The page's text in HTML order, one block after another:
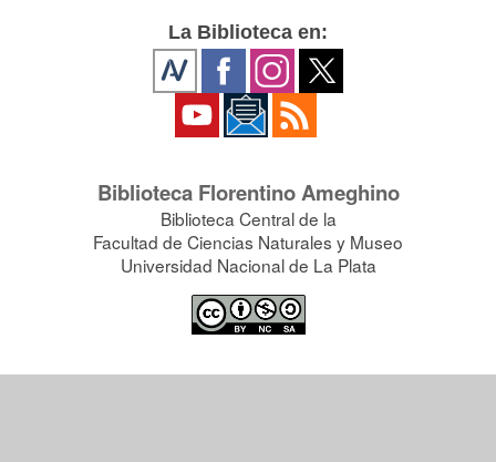
La Biblioteca en:
Biblioteca Florentino Ameghino
Biblioteca Central de la
Facultad de Ciencias Naturales y Museo
Universidad Nacional de La Plata